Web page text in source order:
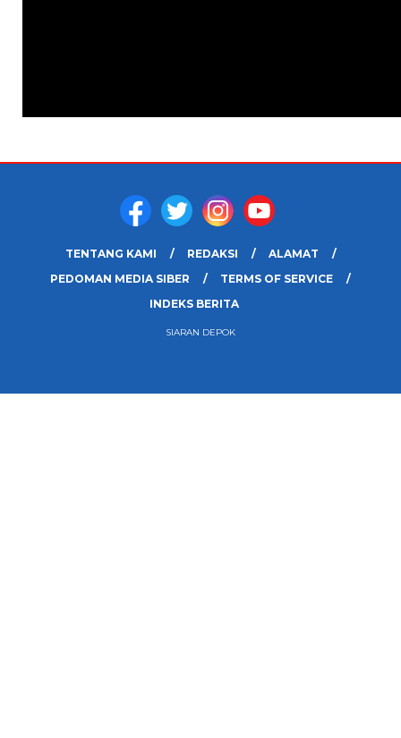
TENTANG KAMI REDAKSI
ALAMAT
PEDOMAN MEDIA SIBER
TERMS OF SERVICE
INDEKS BERITA
SIARAN DEPOK